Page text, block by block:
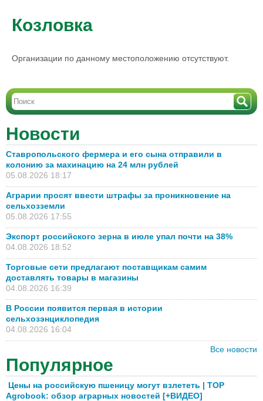
Козловка
Организации по данному местоположению отсутствуют.
Новости
Ставропольского фермера и его сына отправили в
колонию за махинацию на 24 млн рублей
05.08.2026 18:17
Аграрии просят ввести штрафы за проникновение на
сельхозземли
05.08.2026 17:55
Экспорт российского зерна в июле упал почти на 38%
04.08.2026 18:52
Торговые сети предлагают поставщикам самим
доставлять товары в магазины
04.08.2026 16:39
В России появится первая в истории
сельхозэнциклопедия
04.08.2026 16:04
Все новости
Популярное
Цены на российскую пшеницу могут взлететь | TOP
Agrobook: обзор аграрных новостей [+ВИДЕО]